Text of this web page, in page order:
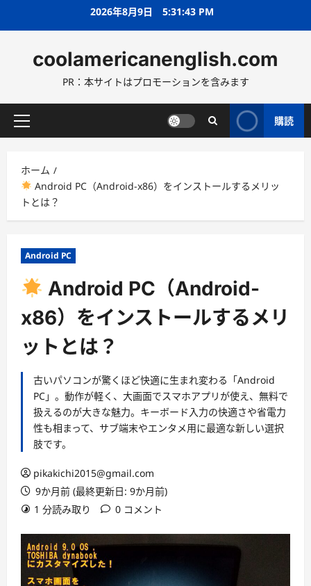
ス
ッ
2026年8月9日 5:31:44 PM
coolamericanenglish.com
PR：本サイトはプロモーションを含みます
メ
メ
ニ
ュ
ー
購読
ホーム
Android PC（Android-x86）をインストールするメリッ
トとは？
Android PC
Android PC（Android-
x86）をインストールするメリ
ットとは？
古いパソコンが驚くほど快適に生まれ変わる「Android
PC」。動作が軽く、大画面でスマホアプリが使え、無料で
扱えるのが大きな魅力。キーボード入力の快適さや省電力
性も相まって、サブ端末やエンタメ用に最適な新しい選択
肢です。
pikakichi2015@gmail.com
9か月前 (最終更新日: 9か月前)
1 分読み取り
0 コメント